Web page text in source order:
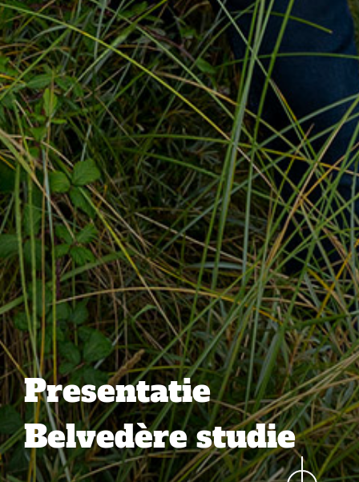
Presentatie
Belvedère studie